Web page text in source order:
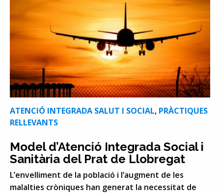
ATENCIÓ INTEGRADA SALUT I SOCIAL, PRÀCTIQUES
RELLEVANTS
Model d’Atenció Integrada Social i
Sanitària del Prat de Llobregat
L’envelliment de la població i l’augment de les
malalties cròniques han generat la necessitat de